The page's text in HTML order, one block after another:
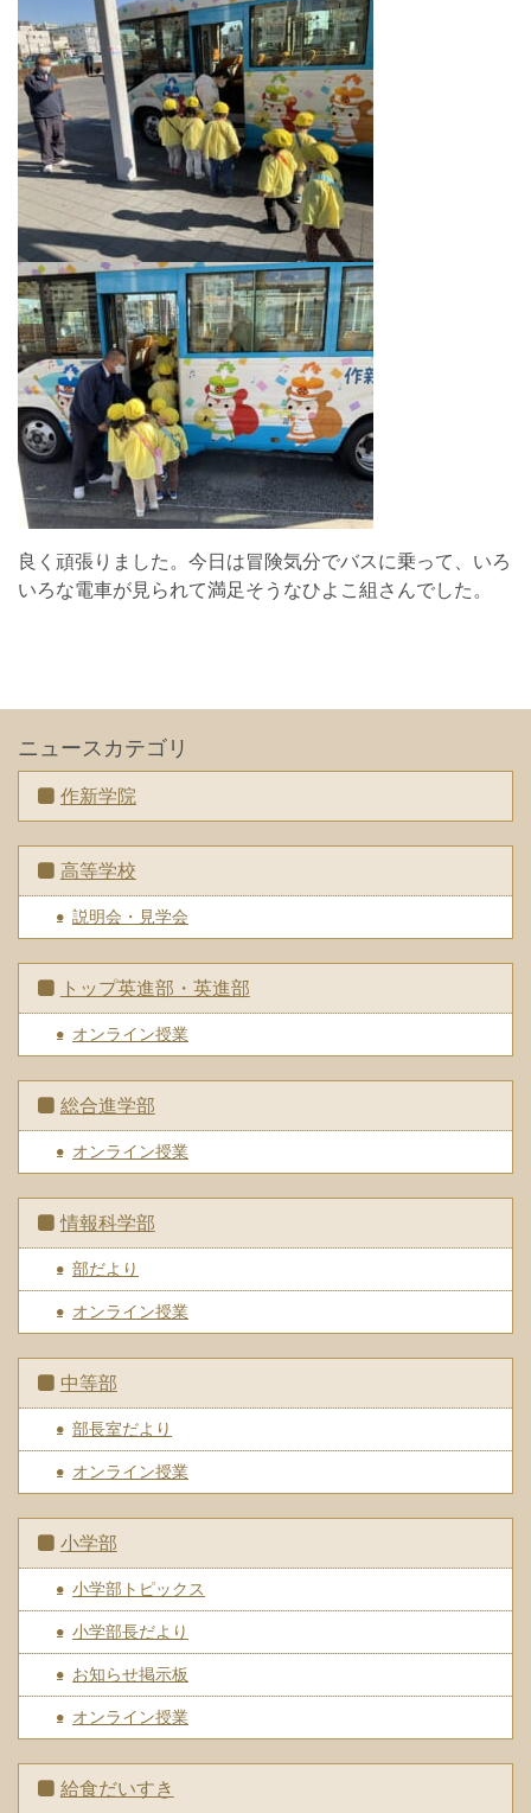
良く頑張りました。今日は冒険気分でバスに乗って、いろ
いろな電車が見られて満足そうなひよこ組さんでした。
ニュースカテゴリ
作新学院
高等学校
説明会・見学会
トップ英進部・英進部
オンライン授業
総合進学部
オンライン授業
情報科学部
部だより
オンライン授業
中等部
部長室だより
オンライン授業
小学部
小学部トピックス
小学部長だより
お知らせ掲示板
オンライン授業
給食だいすき